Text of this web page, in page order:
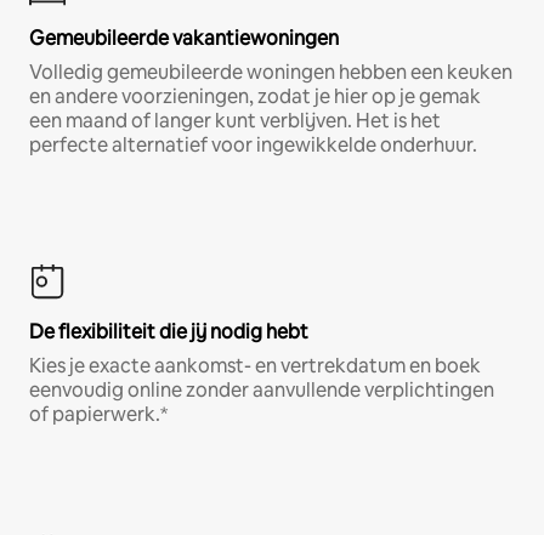
Gemeubileerde vakantiewoningen
Volledig gemeubileerde woningen hebben een keuken
en andere voorzieningen, zodat je hier op je gemak
een maand of langer kunt verblijven. Het is het
perfecte alternatief voor ingewikkelde onderhuur.
De flexibiliteit die jij nodig hebt
Kies je exacte aankomst- en vertrekdatum en boek
eenvoudig online zonder aanvullende verplichtingen
of papierwerk.*